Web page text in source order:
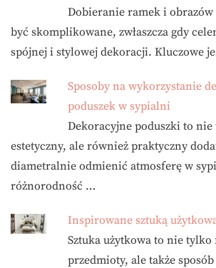
Dobieranie ramek i obrazów
być skomplikowane, zwłaszcza gdy
spójnej i stylowej dekoracji. Kluczowe
Sposoby na wykorzystanie
poduszek w sypialni
Dekoracyjne poduszki to
estetyczny, ale również praktyczny
diametralnie odmienić atmosferę w
różnorodność …
Inspirowane sztuką
Sztuka użytkowa to nie
przedmioty, ale także